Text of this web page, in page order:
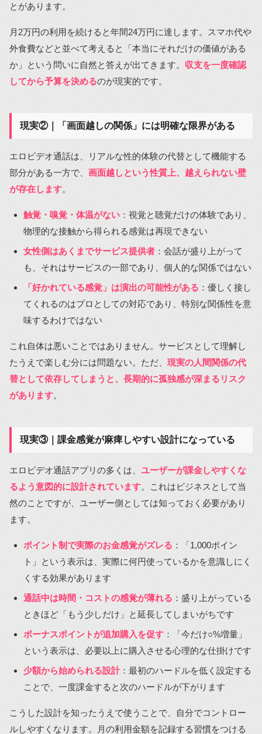
とがあります。
月2万円の利用を続けると年間24万円に達します。スマホ代や
外食費などと並べて考えると「本当にそれだけの価値がある
か」という問いに自然と答えが出てきます。 収支を一度確認
してから予算を決めるのが現実的です。
現実②｜「画面越しの関係」には明確な限界がある
エロビデオ通話は、リアルな性的体験の代替として機能する
部分がある一方で、 画面越しという性質上、越えられない壁
が存在します。
触覚・嗅覚・体温がない ：視覚と聴覚だけの体験であり、
物理的な接触から得られる感覚は再現できない
女性側はあくまでサービス提供者 ：会話が盛り上がって
も、それはサービスの一部であり、個人的な関係ではない
「好かれている感覚」は演出の可能性がある ：優しく接し
てくれるのはプロとしての対応であり、特別な関係性を意
味するわけではない
これ自体は悪いことではありません。サービスとして理解し
たうえで楽しむ分には問題ない。ただ、 現実の人間関係の代
替として依存してしまうと、長期的に孤独感が深まるリスク
があります。
現実③｜課金感覚が麻痺しやすい設計になっている
エロビデオ通話アプリの多くは、 ユーザーが課金しやすくな
るよう意図的に設計されています。これはビジネスとして当
然のことですが、ユーザー側としては知っておく必要があり
ます。
ポイント制で実際のお金感覚がズレる ：「1,000ポイン
ト」という表示は、実際に何円使っているかを意識しにく
くする効果があります
通話中は時間・コストの感覚が薄れる ：盛り上がっている
ときほど「もう少しだけ」と延長してしまいがちです
ボーナスポイントが追加購入を促す ：「今だけ○%増量」
という表示は、必要以上に購入させる心理的な仕掛けです
少額から始められる設計：最初のハードルを低く設定する
ことで、一度課金すると次のハードルが下がります
こうした設計を知ったうえで使うことで、自分でコントロー
ルしやすくなります。月の利用金額を記録する習慣をつける